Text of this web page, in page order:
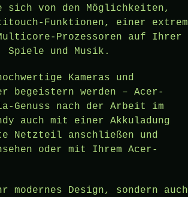
sich von den Möglichkeiten,
Funktionen, einer extrem
Prozessoren auf Ihrer
Spiele und Musik.
Kameras und
werden – Acer-
Genuss nach der Arbeit im
auch mit einer Akkuladung
Netzteil anschließen und
oder mit Ihrem Acer-
Design, sondern auch